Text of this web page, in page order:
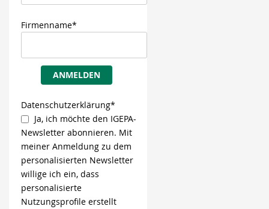
Firmenname*
ANMELDEN
Datenschutzerklärung*
Ja, ich möchte den IGEPA-
Newsletter abonnieren. Mit
meiner Anmeldung zu dem
personalisierten Newsletter
willige ich ein, dass
personalisierte
Nutzungsprofile erstellt